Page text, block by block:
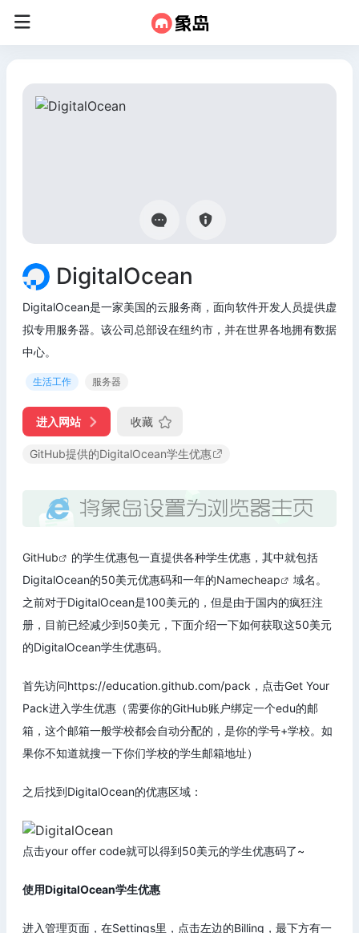
DigitalOcean
DigitalOcean是一家美国的云服务商，面向软件开发人员提供虚
拟专用服务器。该公司总部设在纽约市，并在世界各地拥有数据
中心。
生活工作 服务器
进入网站 收藏
GitHub提供的DigitalOcean学生优惠
GitHub
的学生优惠包一直提供各种学生优惠，其中就包括
DigitalOcean的50美元优惠码和一年的Namecheap
域名。
之前对于DigitalOcean是100美元的，但是由于国内的疯狂注
册，目前已经减少到50美元，下面介绍一下如何获取这50美元
的DigitalOcean学生优惠码。
首先访问https://education.github.com/pack，点击Get Your
Pack进入学生优惠（需要你的GitHub账户绑定一个edu的邮
箱，这个邮箱一般学校都会自动分配的，是你的学号+学校。如
果你不知道就搜一下你们学校的学生邮箱地址）
之后找到DigitalOcean的优惠区域：
点击your offer code就可以得到50美元的学生优惠码了~
使用DigitalOcean学生优惠
进入管理页面，在Settings里，点击左边的Billing，最下方有一